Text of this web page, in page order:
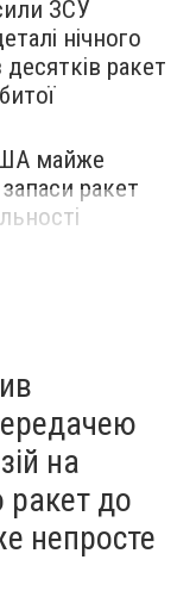
ЗСУ
нічного
десятків ракет
майже
ракет
на
ракет до
непросте